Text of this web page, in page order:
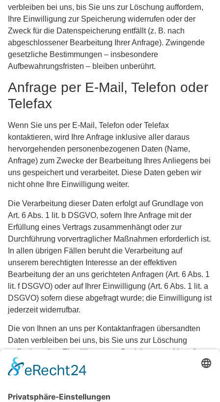
verbleiben bei uns, bis Sie uns zur Löschung auffordern,
Ihre Einwilligung zur Speicherung widerrufen oder der
Zweck für die Datenspeicherung entfällt (z. B. nach
abgeschlossener Bearbeitung Ihrer Anfrage). Zwingende
gesetzliche Bestimmungen – insbesondere
Aufbewahrungsfristen – bleiben unberührt.
Anfrage per E-Mail, Telefon oder
Telefax
Wenn Sie uns per E-Mail, Telefon oder Telefax
kontaktieren, wird Ihre Anfrage inklusive aller daraus
hervorgehenden personenbezogenen Daten (Name,
Anfrage) zum Zwecke der Bearbeitung Ihres Anliegens bei
uns gespeichert und verarbeitet. Diese Daten geben wir
nicht ohne Ihre Einwilligung weiter.
Die Verarbeitung dieser Daten erfolgt auf Grundlage von
Art. 6 Abs. 1 lit. b DSGVO, sofern Ihre Anfrage mit der
Erfüllung eines Vertrags zusammenhängt oder zur
Durchführung vorvertraglicher Maßnahmen erforderlich ist.
In allen übrigen Fällen beruht die Verarbeitung auf
unserem berechtigten Interesse an der effektiven
Bearbeitung der an uns gerichteten Anfragen (Art. 6 Abs. 1
lit. f DSGVO) oder auf Ihrer Einwilligung (Art. 6 Abs. 1 lit. a
DSGVO) sofern diese abgefragt wurde; die Einwilligung ist
jederzeit widerrufbar.
Die von Ihnen an uns per Kontaktanfragen übersandten
Daten verbleiben bei uns, bis Sie uns zur Löschung
auffordern, Ihre Einwilligung zur Speicherung widerrufen
oder der Zweck für die Datenspeicherung entfällt (z. B.
nach abgeschlossener Bearbeitung Ihres Anliegens).
gesetzliche Aufbewahrungsfristen – bleiben unberührt.